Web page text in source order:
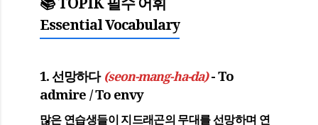
Essential Vocabulary
1. 선망하다 (seon-mang-ha-da)- To
admire / To envy
많은 연습생들이 지드래곤의 무대를선망하며 연